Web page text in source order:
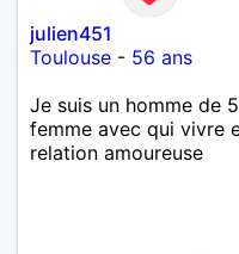
julien451
Toulouse - 56 ans
Je suis un homme de
femme avec qui vivre
relation amoureuse